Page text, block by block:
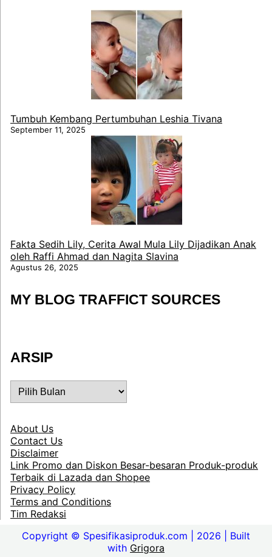
Tumbuh Kembang Pertumbuhan Leshia Tivana
September 11, 2025
Fakta Sedih Lily, Cerita Awal Mula Lily Dijadikan Anak
oleh Raffi Ahmad dan Nagita Slavina
Agustus 26, 2025
MY BLOG TRAFFICT SOURCES
ARSIP
ARSIP
About Us
Contact Us
Disclaimer
Link Promo dan Diskon Besar-besaran Produk-produk
Terbaik di Lazada dan Shopee
Privacy Policy
Terms and Conditions
Tim Redaksi
Copyright © Spesifikasiproduk.com | 2026 | Built
with Grigora